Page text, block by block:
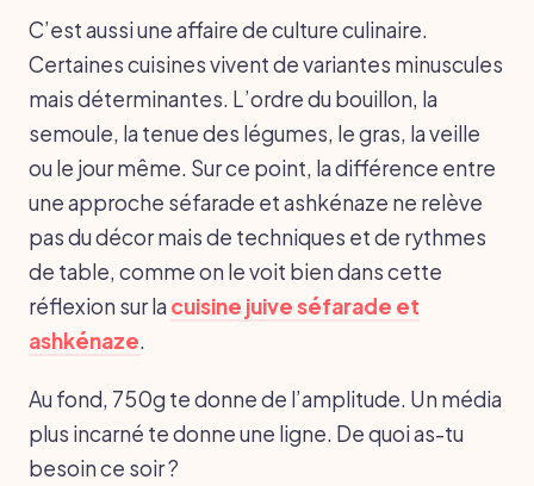
C’est aussi une affaire de culture culinaire.
Certaines cuisines vivent de variantes minuscules
mais déterminantes. L’ordre du bouillon, la
semoule, la tenue des légumes, le gras, la veille
ou le jour même. Sur ce point, la différence entre
une approche séfarade et ashkénaze ne relève
pas du décor mais de techniques et de rythmes
de table, comme on le voit bien dans cette
réflexion sur la cuisine juive séfarade et
ashkénaze.
Au fond, 750g te donne de l’amplitude. Un média
plus incarné te donne une ligne. De quoi as-tu
besoin ce soir ?